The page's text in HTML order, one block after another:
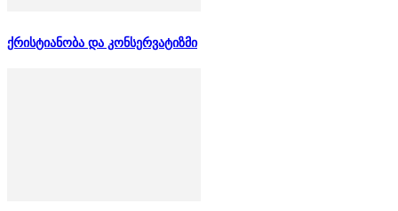
ქრისტიანობა და კონსერვატიზმი